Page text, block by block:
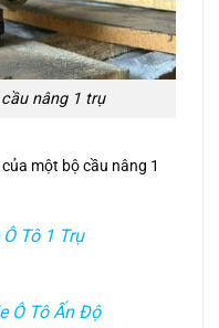
nâng 1 trụ
một bộ cầu nâng 1
Tô 1 Trụ
Ô Tô Ấn Độ